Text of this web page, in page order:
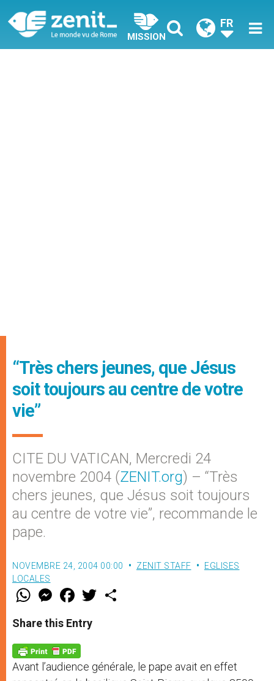
MISSION
FR
“Très chers jeunes, que Jésus
soit toujours au centre de votre
vie”
CITE DU VATICAN, Mercredi 24
novembre 2004 (ZENIT.org) – “Très
chers jeunes, que Jésus soit toujours
au centre de votre vie”, recommande le
pape.
NOVEMBRE 24, 2004 00:00 ZENIT STAFF
EGLISES
LOCALES
W
t
s
p
p
M
e
s
e
g
e
r
F
a
e
b
o
k
w
Share this Entry
Avant l’audience générale, le pape avait en effet